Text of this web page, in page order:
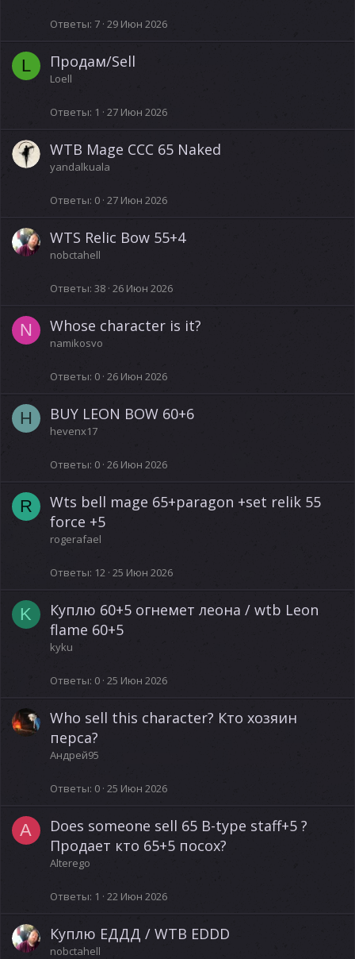
Ответы 7 29 Июн 2026
L Продам/Sell
Loell
Ответы 1 27 Июн 2026
WTB Mage CCC 65 Naked
yandalkuala
Ответы 0 27 Июн 2026
WTS Relic Bow 55+4
nobctahell
Ответы 38 26 Июн 2026
N Whose character is it?
namikosvo
Ответы 0 26 Июн 2026
H BUY LEON BOW 60+6
hevenx17
Ответы 0 26 Июн 2026
R
Wts bell mage 65+paragon +set relik 55
force +5
rogerafael
Ответы 12 25 Июн 2026
K
Куплю 60+5 огнемет леона / wtb Leon
flame 60+5
kyku
Ответы 0 25 Июн 2026
Who sell this character? Кто хозяин
перса?
Андрей95
Ответы 0 25 Июн 2026
A
Does someone sell 65 B-type staff+5 ?
Продает кто 65+5 посох?
Alterego
Ответы 1 22 Июн 2026
Куплю ЕДДД / WTB EDDD
nobctahell